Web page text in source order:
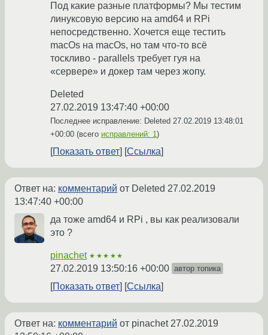
Под какие разные платформы? Мы тестим
линуксовую версию на amd64 и RPi
непосредственно. Хочется еще тестить
macOs на macOs, но там что-то всё
тоскливо - parallels требует гуя на
«сервере» и докер там через жопу.
Deleted
27.02.2019 13:47:40 +00:00
Последнее исправление: Deleted 27.02.2019 13:48:01
+00:00 (всего исправлений: 1)
Показать ответ Ссылка
Ответ на: комментарий от Deleted 27.02.2019
13:47:40 +00:00
да тоже amd64 и RPi , вы как реализовали
это ?
pinachet ★★★★★
27.02.2019 13:50:16 +00:00 автор топика
Показать ответ Ссылка
Ответ на: комментарий от pinachet27.02.2019